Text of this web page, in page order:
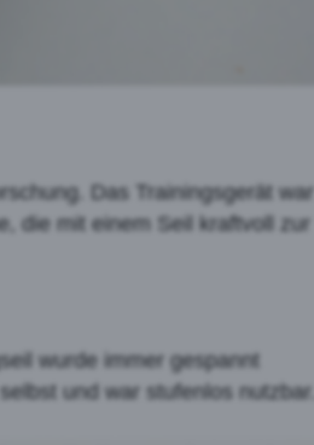
Das Trainingsgerät war
die mit einem Seil kraftvoll zur
wurde immer gespannt
und war stufenlos nutzbar.